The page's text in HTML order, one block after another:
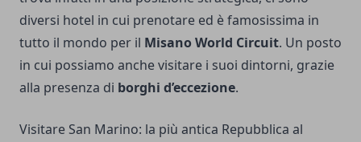
diversi hotel in cui prenotare ed è famosissima in
tutto il mondo per il Misano World Circuit. Un posto
in cui possiamo anche visitare i suoi dintorni, grazie
alla presenza di borghi d’eccezione.
Visitare San Marino: la più antica Repubblica al